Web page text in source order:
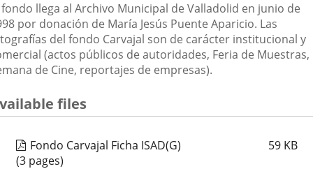
fondo llega al Archivo Municipal de Valladolid en junio de
por donación de María Jesús Puente Aparicio. Las
del fondo Carvajal son de carácter institucional y
(actos públicos de autoridades, Feria de Muestras,
de Cine, reportajes de empresas).
files
Fondo Carvajal Ficha ISAD(G) 59 KB
(3 pages)